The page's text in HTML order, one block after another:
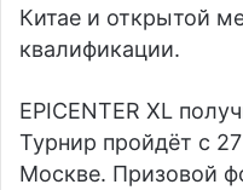
Китае и открытой
квалификации.
EPICENTER XL
Турнир пройдёт с
Москве. Призовой